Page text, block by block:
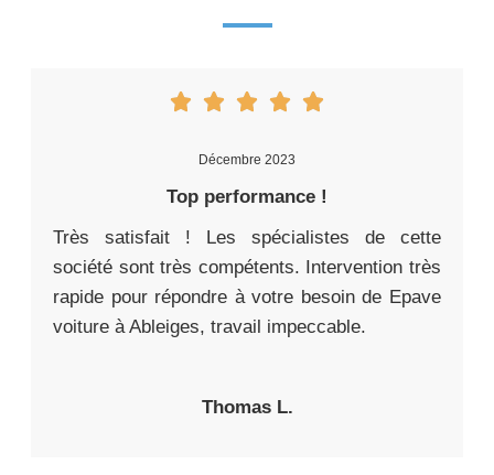
Décembre 2023
Top performance !
Très satisfait ! Les spécialistes de cette
société sont très compétents. Intervention très
rapide pour répondre à votre besoin de Epave
voiture à Ableiges, travail impeccable.
Thomas L.